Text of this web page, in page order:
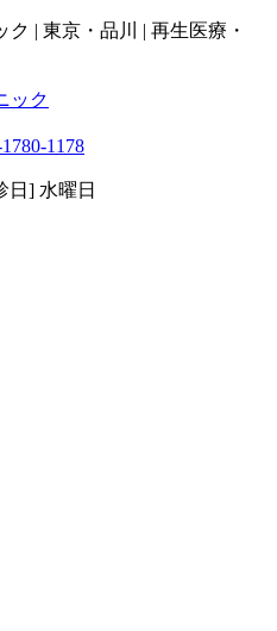
| 東京・品川 | 再生医療・
1178
日] 水曜日